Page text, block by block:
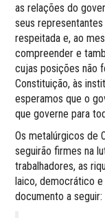
as relações do
seus
respeitada e, ao
compreender e
cujas posições não
Constituição, às
esperamos que o
que governe para
Os metalúrgicos de
seguirão firmes na
trabalhadores, as
laico, democrático e
documento a seguir: